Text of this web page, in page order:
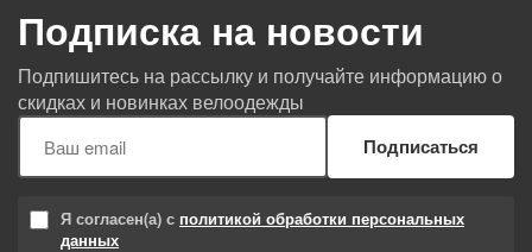
Подписка на новости
Подпишитесь на рассылку и получайте информацию о
скидках и новинках велоодежды
Подписаться
Я согласен(а) с политикой обработки персональных
данных